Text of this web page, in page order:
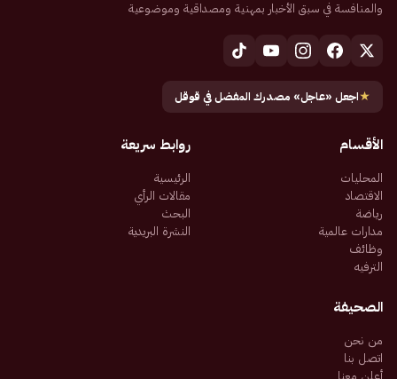
والمنافسة في سبق الأخبار بمهنية ومصداقية وموضوعية
★اجعل «عاجل» مصدرك المفضل في قوقل
الأقسام
المحليات
الاقتصاد
رياضة
مدارات عالمية
وظائف
الترفيه
روابط سريعة
الرئيسية
مقالات الرأي
البحث
النشرة البريدية
الصحيفة
من نحن
اتصل بنا
أعلن معنا